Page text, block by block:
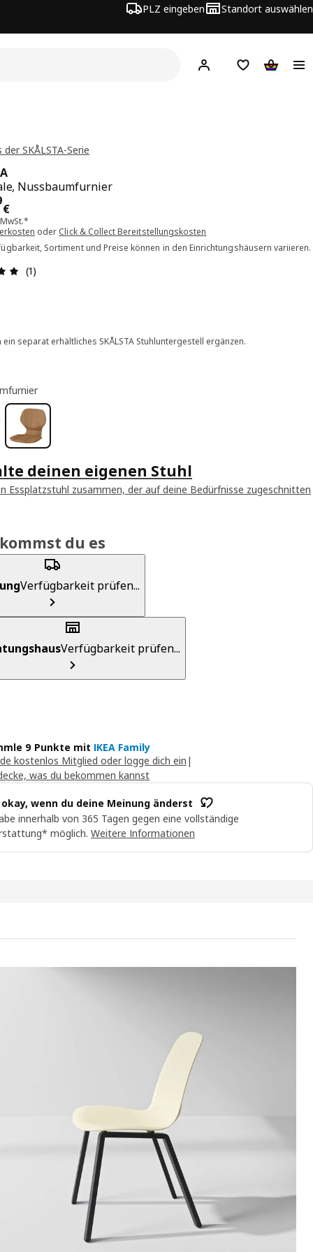
PLZ eingeben Standort auswählen
Hej! Hier einloggen
Merkzettel
der SKÅLSTA-Serie
Nussbaumfurnier
€49.99€
oder Click & Collect Bereitstellungskosten
Sortiment und Preise können in den Einrichtungshäusern variieren.
Bewertung: 5 von 5 Sterne Alle Bewertungen: 1
(1)
ein separat erhältliches SKÅLSTA Stuhluntergestell ergänzen.
deinen eigenen Stuhl
Essplatzstuhl zusammen, der auf deine Bedürfnisse zugeschnitten
du es
Verfügbarkeit prüfen...
Verfügbarkeit prüfen...
9 Punkte mit IKEA Family
kostenlos Mitglied oder logge dich ein |
was du bekommen kannst
wenn du deine Meinung änderst
innerhalb von 365 Tagen gegen eine vollständige
möglich. Weitere Informationen
Sitzschale, Nussbaumfurnier